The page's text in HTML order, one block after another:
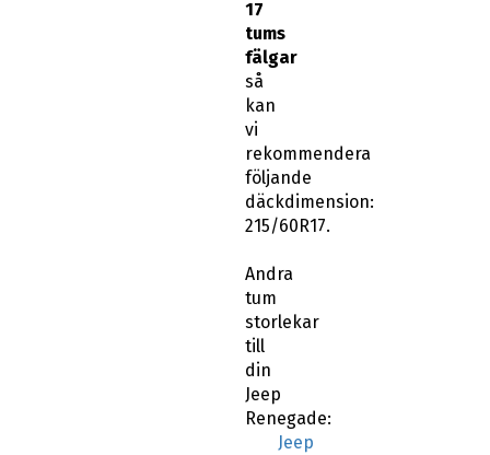
17
tums
fälgar
så
kan
vi
rekommendera
följande
däckdimension:
215/60R17.
Andra
tum
storlekar
till
din
Jeep
Renegade:
Jeep